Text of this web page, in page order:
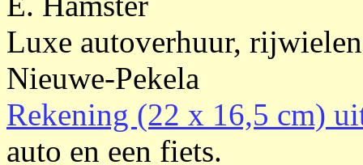
Luxe autoverhuur,
Nieuwe-Pekela
Rekening (22 x 16,5 cm)
auto en een fiets.